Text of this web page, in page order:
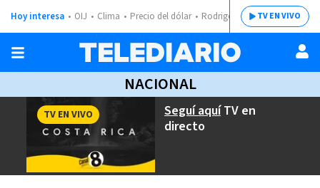
Hoy interesa OIJ Clima Precio del dólar Rodrigo ChavesTV EN VIVO
NACIONAL
Seguí aquíTV en
directo
TV EN VIVO